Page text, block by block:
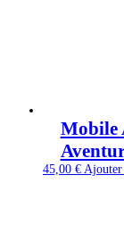
Mobile
45,00 € Ajouter